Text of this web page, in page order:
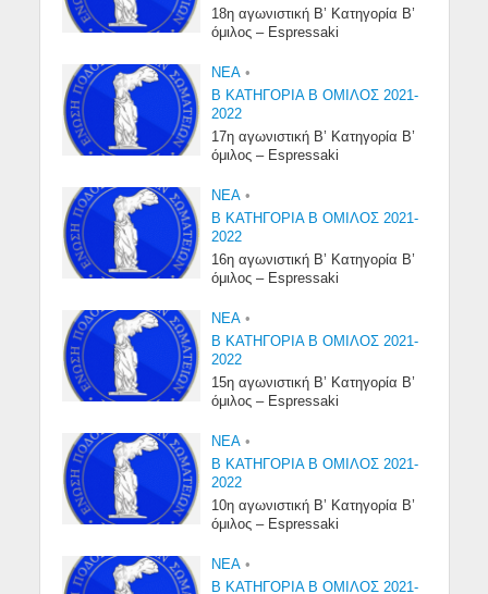
18η αγωνιστική Β’ Κατηγορία Β’
όμιλος – Espressaki
NEA •
Β ΚΑΤΗΓΟΡΙΑ Β ΟΜΙΛΟΣ 2021-
2022
17η αγωνιστική Β’ Κατηγορία Β’
όμιλος – Espressaki
NEA •
Β ΚΑΤΗΓΟΡΙΑ Β ΟΜΙΛΟΣ 2021-
2022
16η αγωνιστική Β’ Κατηγορία Β’
όμιλος – Espressaki
NEA •
Β ΚΑΤΗΓΟΡΙΑ Β ΟΜΙΛΟΣ 2021-
2022
15η αγωνιστική Β’ Κατηγορία Β’
όμιλος – Espressaki
NEA •
Β ΚΑΤΗΓΟΡΙΑ Β ΟΜΙΛΟΣ 2021-
2022
10η αγωνιστική Β’ Κατηγορία Β’
όμιλος – Espressaki
NEA •
Β ΚΑΤΗΓΟΡΙΑ Β ΟΜΙΛΟΣ 2021-